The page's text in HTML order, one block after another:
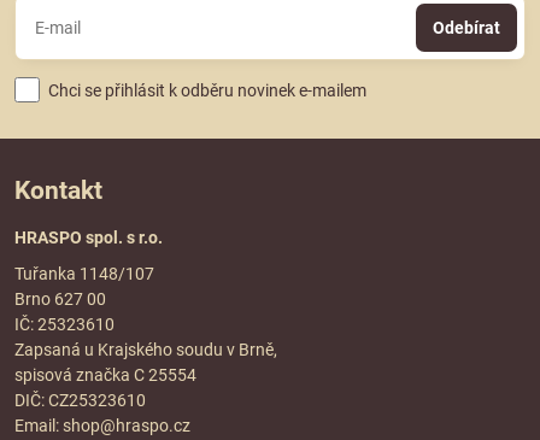
Odebírat
Chci se přihlásit k odběru novinek e-mailem
Kontakt
HRASPO spol. s r.o.
Tuřanka 1148/107
Brno 627 00
IČ: 25323610
Zapsaná u Krajského soudu v Brně,
spisová značka C 25554
DIČ: CZ25323610
Email: shop@hraspo.cz